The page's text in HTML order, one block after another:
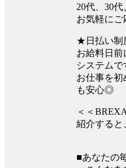
20代、30代
お気軽にご
★日払い制
お給料日前
システムで
お仕事を
も安心◎
＜＜
紹介すると
■あなたの